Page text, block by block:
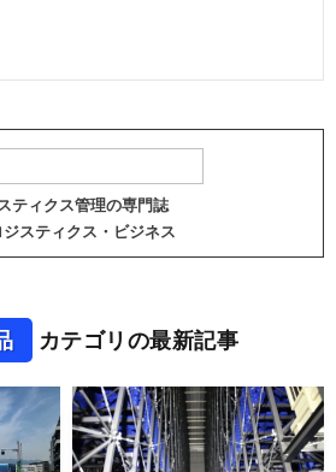
ティクス管理の専門誌
ジスティクス・ビジネス
カテゴリの最新記事